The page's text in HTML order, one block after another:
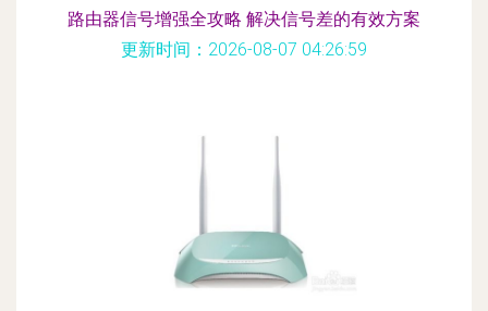
路由器信号增强全攻略 解决信号差的有效方案
更新时间：2026-08-07 04:26:59